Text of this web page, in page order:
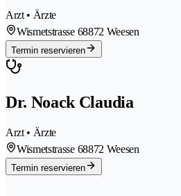
Arzt • Ärzte
Wismetstrasse 68872 Weesen
Termin reservieren
Dr. Noack Claudia
Arzt • Ärzte
Wismetstrasse 68872 Weesen
Termin reservieren